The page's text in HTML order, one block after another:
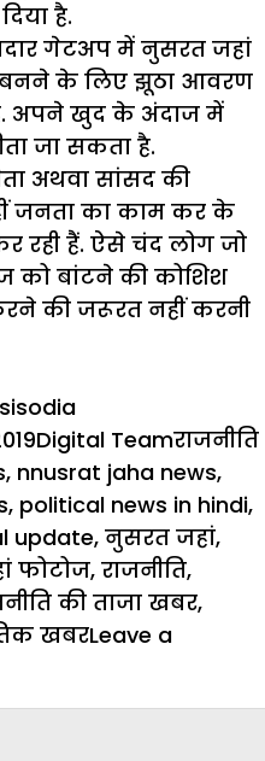
है.
गेटअप में नुसरत जहां
बनने के लिए झूठा आवरण
अपने खुद के अंदाज में
जा सकता है.
अथवा सांसद की
जनता का काम कर के
रही हैं. ऐसे चंद लोग जो
को बांटने की कोशिश
की जरूरत नहीं करनी
Author
Digital Teamराजनीति
, nnusrat jaha news,
, political news in hindi,
update, नुसरत जहां,
फोटोज, राजनीति,
की ताजा खबर,
खबरLeave a